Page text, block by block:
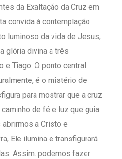
da Exaltação da Cruz em
convida à contemplação
luminoso da vida de Jesus,
glória divina a três
e Tiago. O ponto central
é o mistério de
para mostrar que a cruz
de fé e luz que guia
a Cristo e
Ele ilumina e transfigurará
Assim, podemos fazer